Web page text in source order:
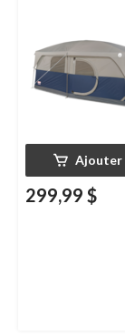
de pluie et sac de
transport
Ajouter
299,99 $